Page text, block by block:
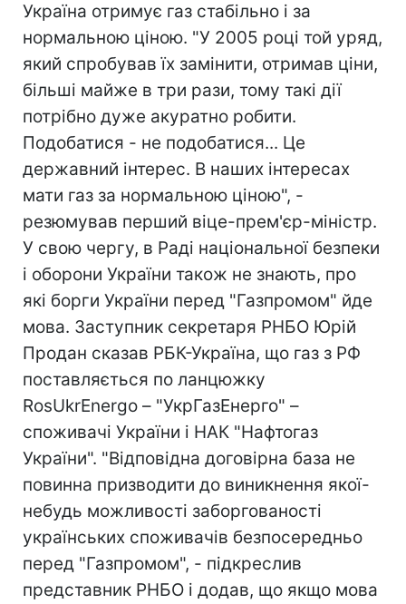
Україна отримує газ стабільно і за
нормальною ціною. "У 2005 році той уряд,
який спробував їх замінити, отримав ціни,
більші майже в три рази, тому такі дії
потрібно дуже акуратно робити.
Подобатися - не подобатися... Це
державний інтерес. В наших інтересах
мати газ за нормальною ціною", -
резюмував перший віце-прем'єр-міністр.
У свою чергу, в Раді національної безпеки
і оборони України також не знають, про
які борги України перед "Газпромом" йде
мова. Заступник секретаря РНБО Юрій
Продан сказав РБК-Україна, що газ з РФ
поставляється по ланцюжку
RosUkrEnergo – "УкрГазЕнерго" –
споживачі України і НАК "Нафтогаз
України". "Відповідна договірна база не
повинна призводити до виникнення якої-
небудь можливості заборгованості
українських споживачів безпосередньо
перед "Газпромом", - підкреслив
представник РНБО і додав, що якщо мова